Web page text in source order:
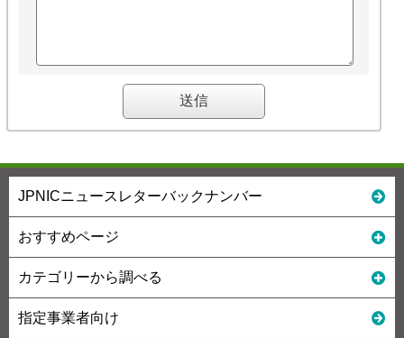
JPNICニュースレターバックナンバー
おすすめページ
カテゴリーから調べる
指定事業者向け